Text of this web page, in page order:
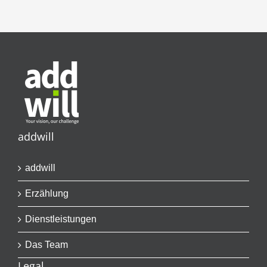
addwill
addwill
Erzählung
Dienstleistungen
Das Team